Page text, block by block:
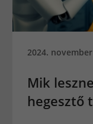
2024.
Mik
hegesztő